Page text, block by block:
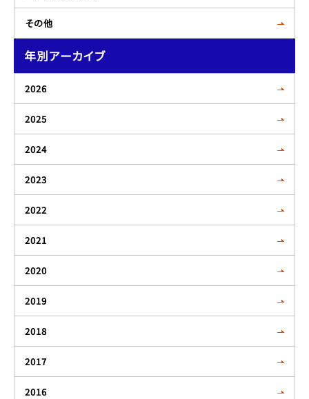
その他
年別アーカイブ
2026
2025
2024
2023
2022
2021
2020
2019
2018
2017
2016